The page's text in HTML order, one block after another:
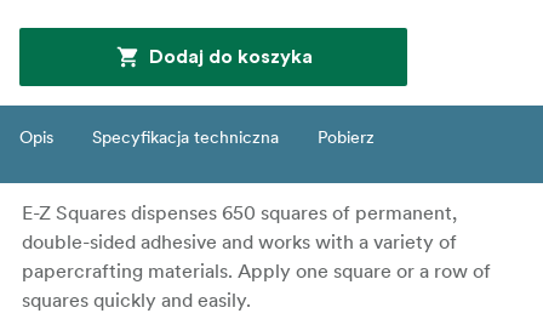
Dodaj do koszyka
Opis Specyfikacja techniczna Pobierz
E-Z Squares dispenses 650 squares of permanent,
double-sided adhesive and works with a variety of
papercrafting materials. Apply one square or a row of
squares quickly and easily.